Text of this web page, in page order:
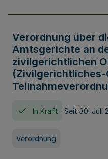
Verordnung über
Amtsgerichte an
zivilgerichtlichen
In Kraft Seit 30. Juli
Verordnung